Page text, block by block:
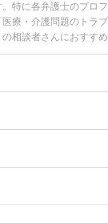
特に各弁護士のプロ
療・介護問題のトラ
相談者さんにおすすめ